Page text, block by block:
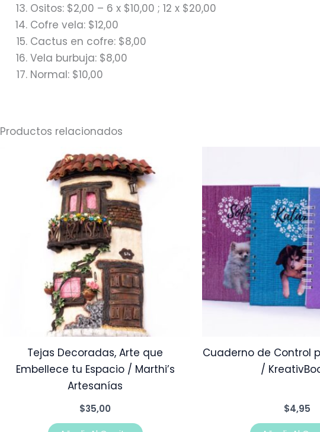
Ositos: $2,00 – 6 x $10,00 ; 12 x $20,00
Cofre vela: $12,00
Cactus en cofre: $8,00
Vela burbuja: $8,00
Normal: $10,00
Productos relacionados
Tejas Decoradas, Arte que
Embellece tu Espacio / Marthi’s
Artesanías
$35,00
Cuaderno de Control
/
$4,95